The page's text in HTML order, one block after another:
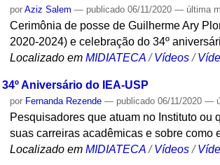
porAziz Salem — publicado 06/11/2020— última
Cerimônia de posse de Guilherme Ary
2020-2024) e celebração do 34º
Localizado em MIDIATECA /Vídeos /
34º Aniversário do IEA-USP
por Fernanda Rezende — publicado 06/11/2020—
Pesquisadores que atuam no Instituto ou
suas carreiras acadêmicas e sobre
Localizado em MIDIATECA /Vídeos /